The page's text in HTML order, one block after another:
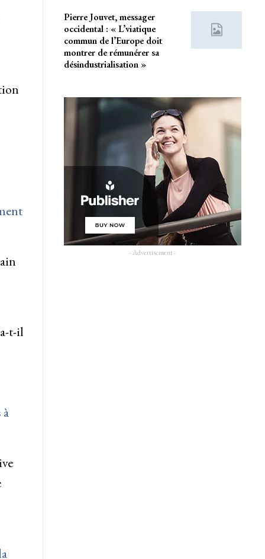
t-il
Pierre Jouvet, messager
occidental : « L’viatique
commun de l’Europe doit
montrer de rémunérer sa
désindustrialisation »
- Advertisement -